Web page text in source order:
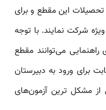
تحصیلات این مقطع و برای
شرکت نمایند. با توجه
دوره‌ی راهنمایی می‌توانند مقطع
برای ورود به دبیرستان
مشکل ترین آزمون‌های